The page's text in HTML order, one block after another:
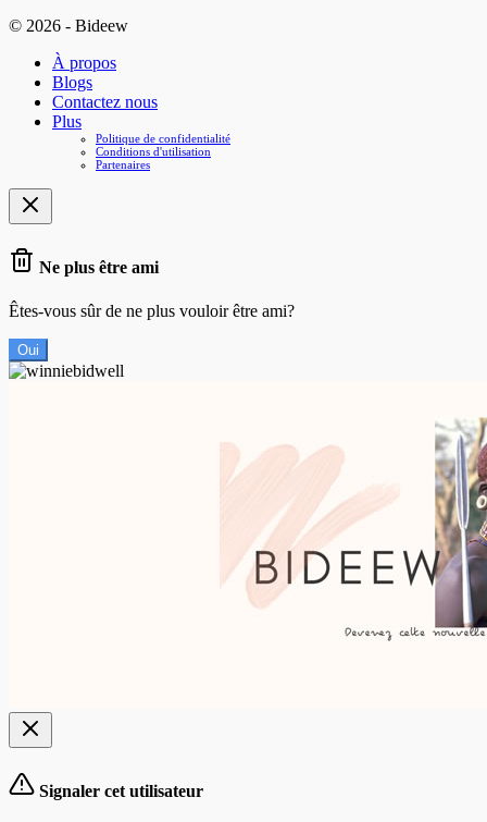
© 2026 - Bideew
À propos
Blogs
Contactez nous
Plus
Politique de confidentialité
Conditions d'utilisation
Partenaires
Ne plus être ami
Êtes-vous sûr de ne plus vouloir être ami?
Oui
Signaler cet utilisateur